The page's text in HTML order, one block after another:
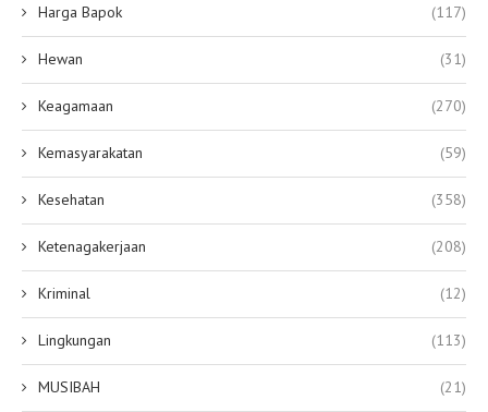
Harga Bapok (117)
Hewan (31)
Keagamaan (270)
Kemasyarakatan (59)
Kesehatan (358)
Ketenagakerjaan (208)
Kriminal (12)
Lingkungan (113)
MUSIBAH (21)